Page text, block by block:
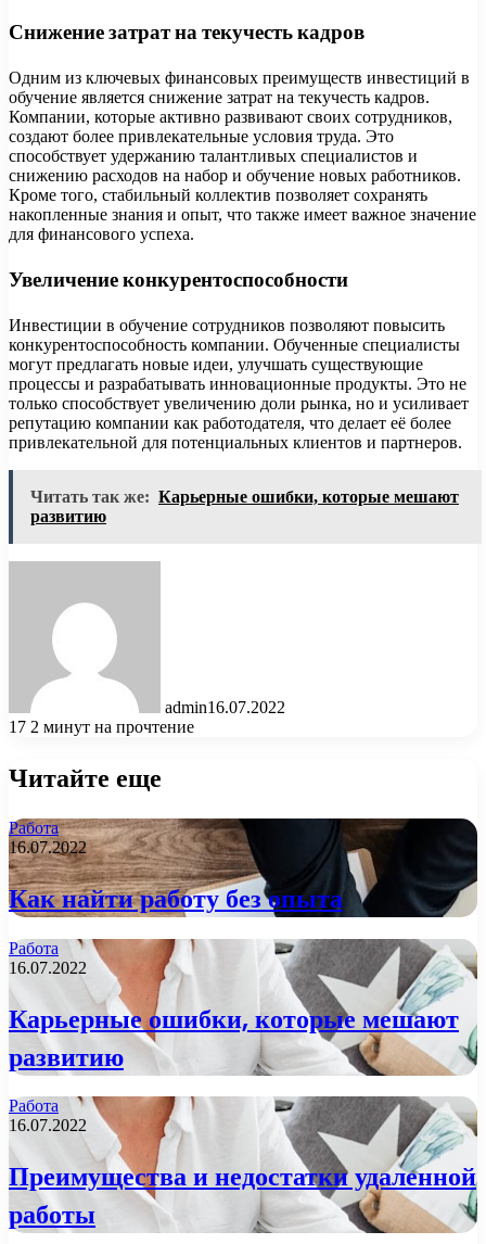
Снижение затрат на текучесть кадров
Одним из ключевых финансовых преимуществ инвестиций в
обучение является снижение затрат на текучесть кадров.
Компании, которые активно развивают своих сотрудников,
создают более привлекательные условия труда. Это
способствует удержанию талантливых специалистов и
снижению расходов на набор и обучение новых работников.
Кроме того, стабильный коллектив позволяет сохранять
накопленные знания и опыт, что также имеет важное значение
для финансового успеха.
Увеличение конкурентоспособности
Инвестиции в обучение сотрудников позволяют повысить
конкурентоспособность компании. Обученные специалисты
могут предлагать новые идеи, улучшать существующие
процессы и разрабатывать инновационные продукты. Это не
только способствует увеличению доли рынка, но и усиливает
репутацию компании как работодателя, что делает её более
привлекательной для потенциальных клиентов и партнеров.
Читать так же: Карьерные ошибки, которые мешают
развитию
admin16.07.2022
17 2 минут на прочтение
Читайте еще
Работа
16.07.2022
Как найти работу без опыта
Работа
16.07.2022
Карьерные ошибки, которые мешают
развитию
Работа
16.07.2022
Преимущества и недостатки удаленной
работы